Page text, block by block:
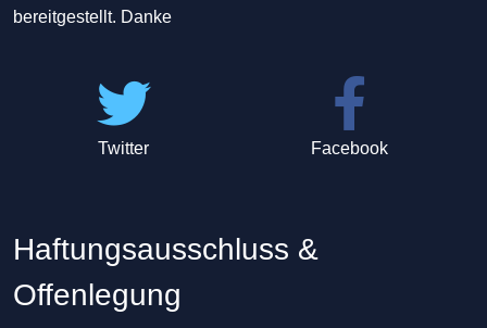
bereitgestellt. Danke
Twitter Facebook
Haftungsausschluss &
Offenlegung